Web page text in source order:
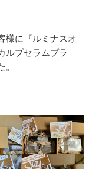
様に『ルミナスオ
ルプセラムプラ